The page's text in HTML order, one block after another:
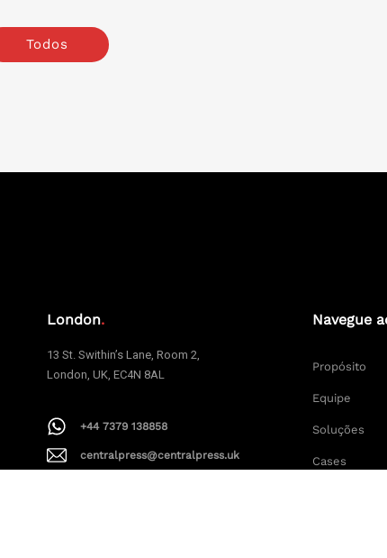
Todos
London.
13 St. Swithin’s Lane, Room 2,
London, UK, EC4N 8AL
+44 7379 138858
centralpress@centralpress.uk
Navegue
Propósito
Equipe
Soluções
Cases